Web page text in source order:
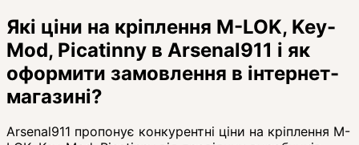
Які ціни на кріплення M-LOK, Key-
Mod, Picatinny в Arsenal911 і як
оформити замовлення в інтернет-
магазині?
Arsenal911 пропонує конкурентні ціни на кріплення M-